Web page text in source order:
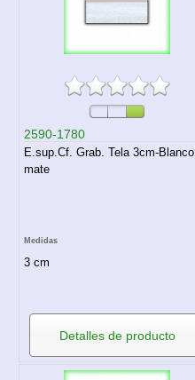
2590-1780
E.sup.Cf. Grab. Tela 3cm-Blanco
mate
Medidas
3 cm
Detalles de producto